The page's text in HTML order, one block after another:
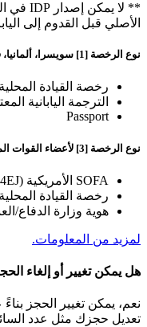
الأصلي قبل القدوم إلى
نوع الرخصة [1] سويسرا، ألمانيا، فرنسا، بلجيكا، موناكو، تايوان
رخصة القيادة المحلية
الترجمة اليابانية
Passport
نوع الرخصة [3] لأعضاء القوات المسلحة الأمريكية والعائلة فقط
SOFA الأمريكية (USFJ 4EJ)/رخصة القيادة العسكرية
رخصة القيادة المحلية
هوية وزارة الدفاع/
لمزيد من المعلومات.
هل يمكن تغيير أو إلغاء
نعم، يمكن تغيير الحجز
تعديل حجزك مثل عدد